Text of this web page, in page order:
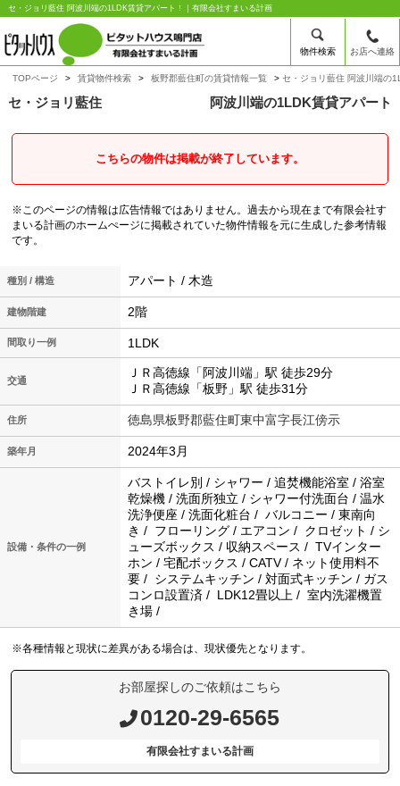
物件検索 お店へ連絡
セ・ジョリ藍住 阿波川端の1LDK賃貸アパート！｜有限会社すまいる計画
TOPページ 賃貸物件検索 板野郡藍住町の賃貸情報一覧 セ・ジョリ藍住 阿波川端の
セ・ジョリ藍住 阿波川端の1LDK賃貸アパート
こちらの物件は掲載が終了しています。
※このページの情報は広告情報ではありません。過去から現在まで有限会社す
まいる計画のホームぺージに掲載されていた物件情報を元に生成した参考情報
です。
種別 / 構造 アパート / 木造
建物階建 2階
間取り一例 1LDK
交通
ＪＲ高徳線「阿波川端」駅 徒歩29分
ＪＲ高徳線「板野」駅 徒歩31分
住所 徳島県板野郡藍住町東中富字長江傍示
築年月 2024年3月
設備・条件の一例
バストイレ別 / シャワー / 追焚機能浴室 / 浴室
乾燥機 / 洗面所独立 / シャワー付洗面台 / 温水
洗浄便座 / 洗面化粧台 / バルコニー / 東南向
き / フローリング / エアコン / クロゼット / シ
ューズボックス / 収納スペース / TVインター
ホン / 宅配ボックス / CATV / ネット使用料不
要 / システムキッチン / 対面式キッチン / ガス
コンロ設置済 / LDK12畳以上 / 室内洗濯機置
き場 /
※各種情報と現状に差異がある場合は、現状優先となります。
お部屋探しのご依頼はこちら
0120-29-6565
有限会社すまいる計画